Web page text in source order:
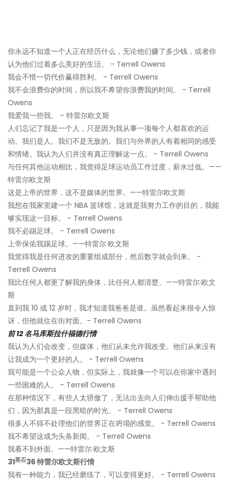
你永远不知道一个人正在经历什么，无论他们赚了多少钱，或者你
认为他们过着多么美好的生活。 - Terrell Owens
我会不惜一切代价赢得胜利。 - Terrell Owens
我不会浪费你的时间，所以我不希望你浪费我的时间。 - Terrell
Owens
我爱我一些我。 - 特雷尔欧文斯
人们忘记了我是一个人，只是因为我从事一项每个人都喜欢的运
动。我们是人。我们不是无敌的。我们与外界的人有着相同的感受
和情绪。我认为人们并没有真正理解这一点。 - Terrell Owens
与任何其他运动相比，我觉得足球运动员工作过度，薪水过低。——
特雷尔欧文斯
这是上帝的世界，这不是媒体的世界。——特雷尔欧文斯
我想在我家里建一个 NBA 篮球馆，这就是我努力工作的目的，我能
够实现这一目标。 - Terrell Owens
我不必踢足球。 - Terrell Owens
上帝保佑我踢足球。——特雷尔·欧文斯
我觉得我是任何进攻的重要组成部分，然后数字就会到来。 -
Terrell Owens
我比任何人都更了解我的身体，比任何人都清楚。——特雷尔·欧文
斯
直到我 10 或 12 岁时，我才知道我爸爸是谁。虽然看起来很令人惊
讶，但他就住在街对面。- Terrell Owens
前 12 名马库斯拉什福德行情
我认为人们会改变，但媒体，他们从未允许我改变。他们从来没有
让我成为一个更好的人。 - Terrell Owens
我可能是一个公众人物，但实际上，我就像一个可以在你家中遇到
一些困难的人。 - Terrell Owens
在那种情况下，有些人太骄傲了，无法出去向人们伸出援手帮助他
们，因为那真是一段黑暗的时光。 - Terrell Owens
很多人不得不处理他们的世界正在坍塌的感觉。 - Terrell Owens
我不希望这成为头条新闻。 - Terrell Owens
我看不到外面。——特雷尔·欧文斯
31英石36 特雷尔欧文斯行情
我有一种能力，我已经磨练了，可以变得更好。 - Terrell Owens